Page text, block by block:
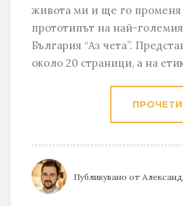
живота ми и ще го променя
прототипът на най-
България “Аз чета”.
около 20 страници, а на
ПРОЧЕТИ
Публикувано от